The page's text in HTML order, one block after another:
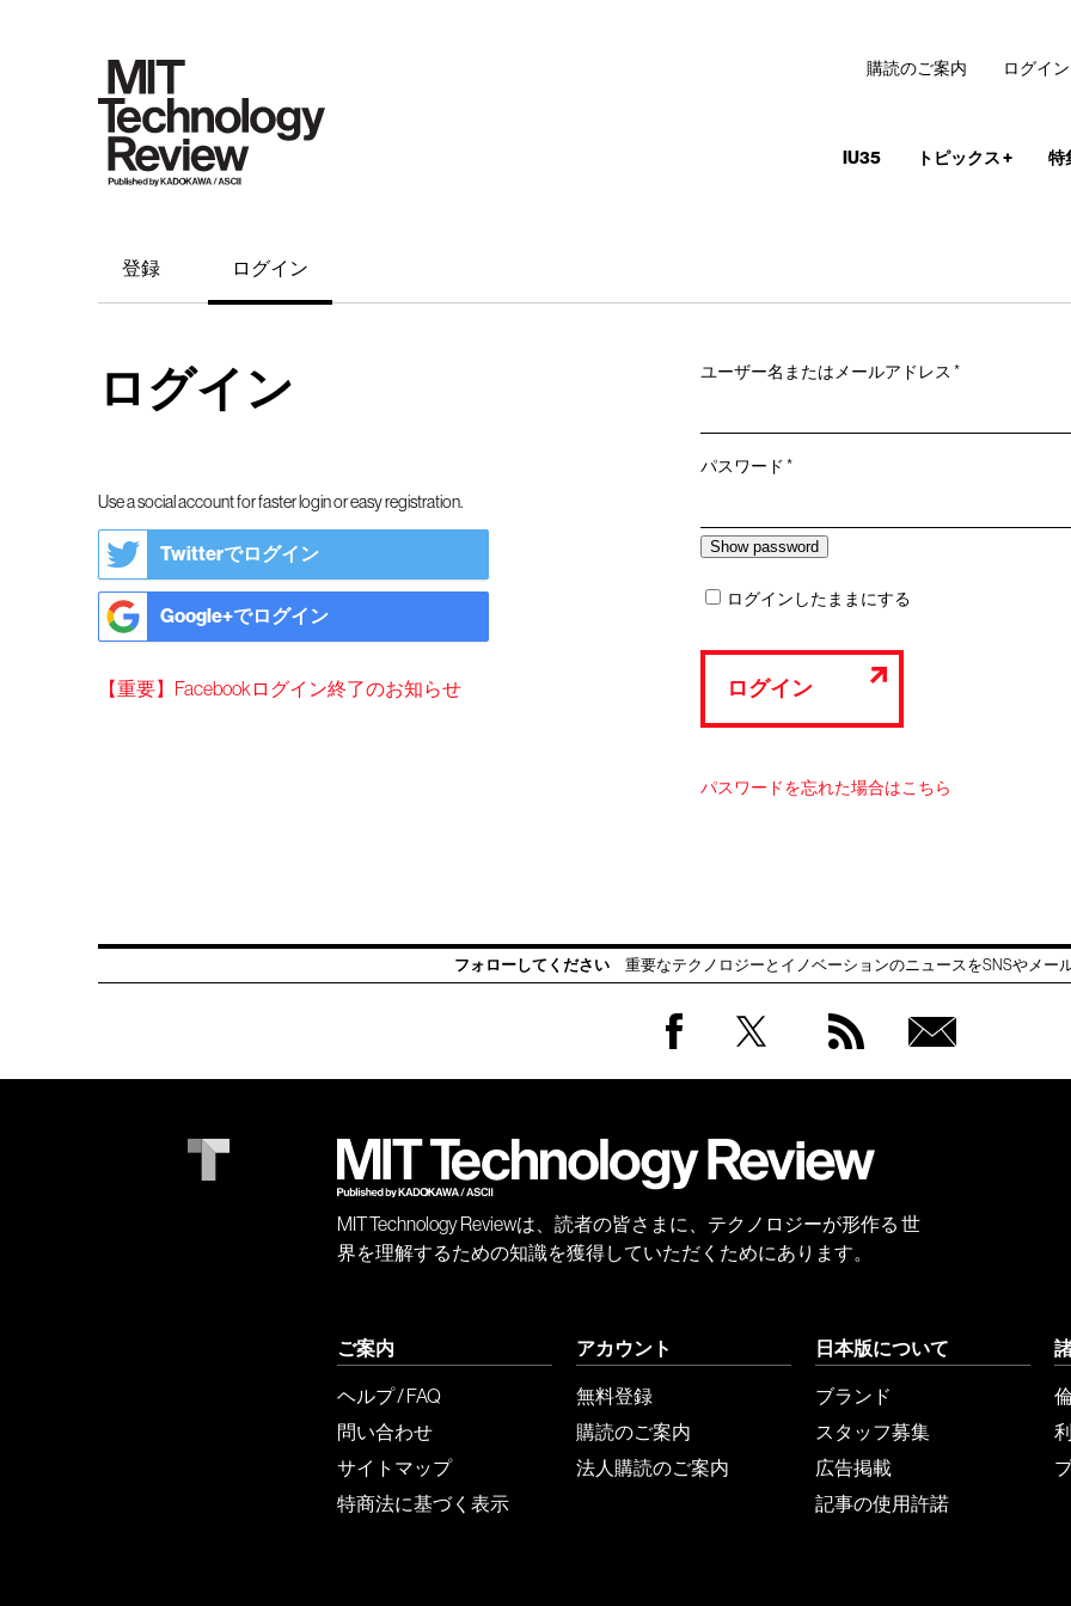
IU35 トピックス+ 特
購読のご案内 ログイン
登録 ログイン
ログイン
Use a social account for faster login or easy registration.
Twitterでログイン
Google+でログイン
【重要】Facebookログイン終了のお知らせ
ユーザー名またはメールアドレス*必
パスワード*必
ログインしたままにする
ログイン
パスワードを忘れた場合はこちら
フォローしてください 重要なテクノロジーとイノベーションのニュースをSNSやメー
会員
MIT Technology Reviewは、読者の皆さまに、テクノロジーが形作る 世
界を理解するための知識を獲得していただくためにあります。
ご案内
ヘルプ / FAQ
問い合わせ
サイトマップ
特商法に基づく表示
アカウント
無料登録
購読のご案内
法人購読のご案内
日本版について
ブランド
スタッフ募集
広告掲載
記事の使用許諾